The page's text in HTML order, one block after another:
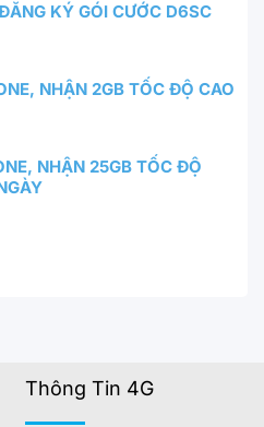
KÝ GÓI CƯỚC D6SC
NHẬN 2GB TỐC ĐỘ CAO
NHẬN 25GB TỐC ĐỘ
Thông Tin 4G